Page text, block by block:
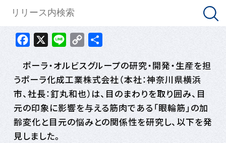
Facebook Line
Copy
ポーラ・オルビスグループの研究・開発・生産を担
うポーラ化成工業株式会社（本社：神奈川県横浜
市、社長：釘丸和也）は、目のまわりを取り囲み、目
元の印象に影響を与える筋肉である「眼輪筋」の加
齢変化と目元の悩みとの関係性を研究し、以下を発
見しました。